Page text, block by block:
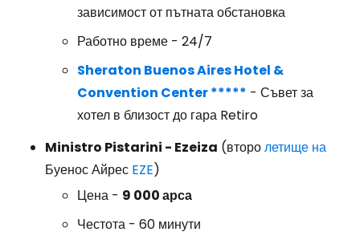
зависимост от пътната обстановка
Работно време - 24/7
Sheraton Buenos Aires Hotel &
Convention Center ***** - Съвет за
хотел в близост до гара Retiro
Ministro Pistarini - Ezeiza (второлетище на
Буенос Айрес EZE)
Цена - 9 000 арса
Честота - 60 минути